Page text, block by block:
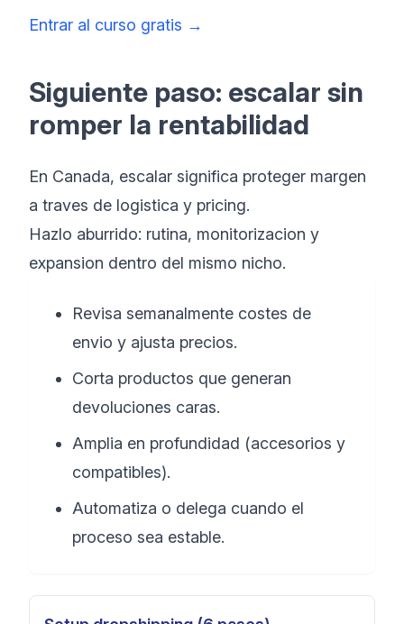
Entrar al curso gratis →
Siguiente paso: escalar sin
romper la rentabilidad
En Canada, escalar significa proteger margen
a traves de logistica y pricing.
Hazlo aburrido: rutina, monitorizacion y
expansion dentro del mismo nicho.
Revisa semanalmente costes de
envio y ajusta precios.
Corta productos que generan
devoluciones caras.
Amplia en profundidad (accesorios y
compatibles).
Automatiza o delega cuando el
proceso sea estable.